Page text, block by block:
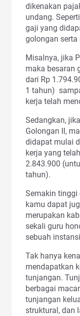
dikenakan
undang.
gaji yang
golongan serta
Misalnya, jika
maka besaran
dari Rp
1 tahun)
kerja telah
Sedangkan,
Golongan II,
didapat mulai
kerja yang
2.843.900
tahun).
Semakin tinggi
kamu dapat
merupakan
sekali guru
sebuah
Tak hanya
mendapatkan
tunjangan.
berbagai
tunjangan
struktural, dan